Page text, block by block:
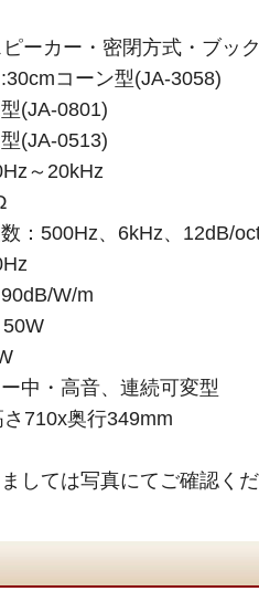
ーカー・密閉方式・ブッ
コーン型(JA-3058)
(JA-0801)
(JA-0513)
～20kHz
：500Hz、6kHz、12dB/
W/m
中・高音、連続可変型
710x奥行349mm
しては写真にてご確認くだ